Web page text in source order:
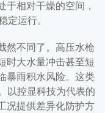
相对干燥的空间，
定运行。
然不同了。高压水枪
时大水量冲击甚至短
暴雨积水风险。这类
以控显科技为代表的
况提供差异化防护方